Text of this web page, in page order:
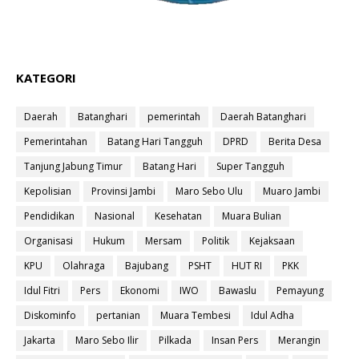
KATEGORI
Daerah Batanghari pemerintah
Daerah Batanghari
Pemerintahan
Batang Hari Tangguh DPRD
Berita Desa
Tanjung Jabung Timur
Batang Hari
Super Tangguh
Kepolisian
Provinsi Jambi Maro Sebo Ulu
Muaro Jambi
Pendidikan
Nasional Kesehatan
Muara Bulian
Organisasi
Hukum Mersam Politik
Kejaksaan
KPU
Olahraga Bajubang PSHT HUT RI
PKK
Idul Fitri
Pers Ekonomi IWO Bawaslu
Pemayung
Diskominfo
pertanian Muara Tembesi
Idul Adha
Jakarta
Maro Sebo Ilir Pilkada Insan Pers
Merangin